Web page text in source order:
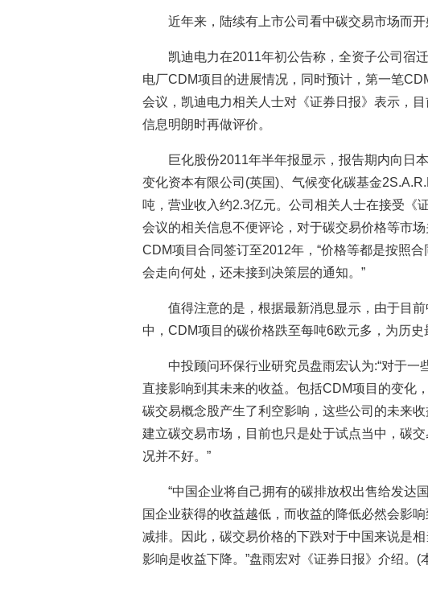
近年来，陆续有上市公司看中碳交易市场而开
凯迪电力在2011年初公告称，全资子公司宿
电厂CDM项目的进展情况，同时预计，第一笔
会议，凯迪电力相关人士对《证券日报》表示，
信息明朗时再做评价。
巨化股份2011年半年报显示，报告期内向日
变化资本有限公司(英国)、气候变化碳基金
吨，营业收入约2.3亿元。公司相关人士在接受《
会议的相关信息不便评论，对于碳交易价格等市
CDM项目合同签订至2012年，“价格等都是按照
会走向何处，还未接到决策层的通知。”
值得注意的是，根据最新消息显示，由于目
中，CDM项目的碳价格跌至每吨6欧元多，为历史
中投顾问环保行业研究员盘雨宏认为:“对于
直接影响到其未来的收益。包括CDM项目的变化
碳交易概念股产生了利空影响，这些公司的未来
建立碳交易市场，目前也只是处于试点当中，碳
况并不好。”
“中国企业将自己拥有的碳排放权出售给发达
国企业获得的收益越低，而收益的降低必然会影
减排。因此，碳交易价格的下跌对于中国来说是
影响是收益下降。”盘雨宏对《证券日报》介绍。(